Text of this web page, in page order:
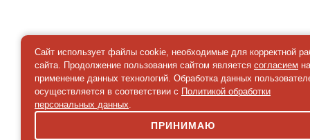
Сайт использует файлы cookie, необходимые для корректной
сайта. Продолжение пользования сайтом является согласием на
применение данных технологий. Обработка данных
осуществляется в соответствии с Политикой обработки
персональных данных.
ПРИНИМАЮ